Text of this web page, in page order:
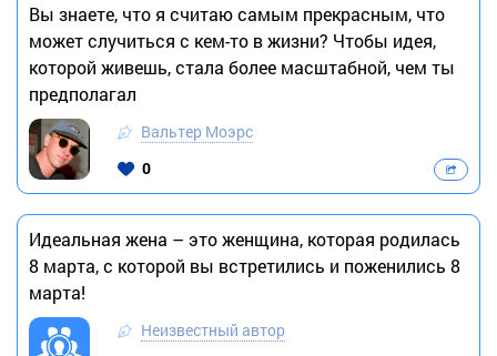
Вы знаете, что я считаю самым прекрасным, что
может случиться с кем-то в жизни? Чтобы идея,
которой живешь, стала более масштабной, чем ты
предполагал
Вальтер Моэрс
0
Идеальная жена – это женщина, которая родилась
8 марта, с которой вы встретились и поженились 8
марта!
Неизвестный автор